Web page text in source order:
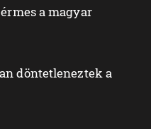
a magyar
döntetleneztek a